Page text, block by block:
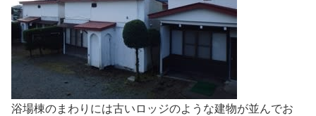
浴場棟のまわりには古いロッジのような建物が並んでお